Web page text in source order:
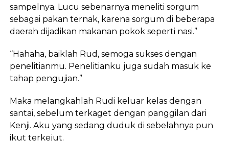
sampelnya. Lucu sebenarnya meneliti sorgum
sebagai pakan ternak, karena sorgum di beberapa
daerah dijadikan makanan pokok seperti nasi.”
“Hahaha, baiklah Rud, semoga sukses dengan
penelitianmu. Penelitianku juga sudah masuk ke
tahap pengujian.”
Maka melangkahlah Rudi keluar kelas dengan
santai, sebelum terkaget dengan panggilan dari
Kenji. Aku yang sedang duduk di sebelahnya pun
ikut terkejut.